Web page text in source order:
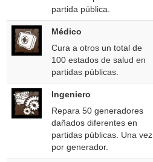
partida pública.
Médico
Cura a otros un total de
100 estados de salud en
partidas públicas.
Ingeniero
Repara 50 generadores
dañados diferentes en
partidas públicas. Una vez
por generador.